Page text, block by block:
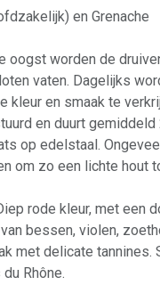
en Grenache
oogst worden de
vaten. Dagelijks
kleur en smaak te
en duurt gemiddeld
op edelstaal.
om zo een lichte hout
rode kleur, met een
bessen, violen,
met delicate tannines.
Rhône.